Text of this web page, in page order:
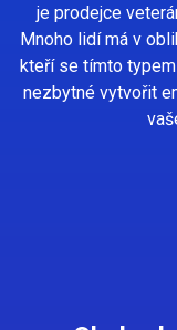
je prodejce
Mnoho lidí má v
kteří se tímto
nezbytné vytvořit